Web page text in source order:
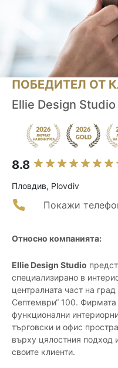
ПОБЕДИТЕЛ ОТ
Ellie Design Studio
8.8
Пловдив, Plovdiv
Покажи
Относно компанията:
Ellie Design Studio
специализирано в
централната част на
Септември“ 100.
функционални
търговски и офис
върху цялостния подход
своите клиенти.